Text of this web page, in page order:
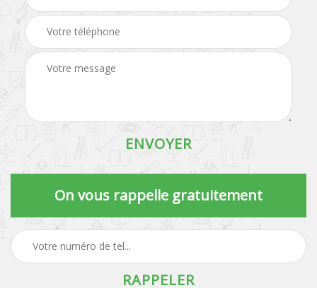
On vous rappelle gratuitement